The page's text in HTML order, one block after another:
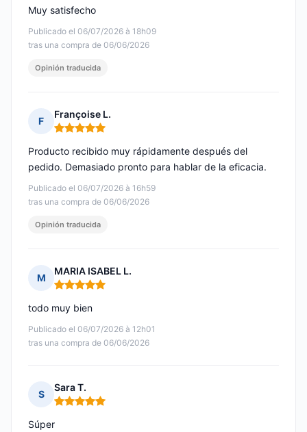
Publicado el 06/07/2026 à 18h09
tras una compra de 06/06/2026
Muy satisfecho
Opinión traducida
F
Françoise L.
Nota: 5 de 5
Publicado el 06/07/2026 à 16h59
tras una compra de 06/06/2026
Producto recibido muy rápidamente después del
pedido. Demasiado pronto para hablar de la eficacia.
Opinión traducida
M
MARIA ISABEL L.
Nota: 5 de 5
Publicado el 06/07/2026 à 12h01
tras una compra de 06/06/2026
todo muy bien
S
Sara T.
Nota: 5 de 5
Súper